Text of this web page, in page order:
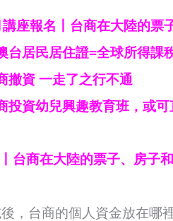
座報名丨台商在大陸的票
台居民居住證=全球所得課
撤資 一走了之行不通
投資幼兒興趣教育班，或
台商在大陸的票子、房子
，台商的個人資金放在